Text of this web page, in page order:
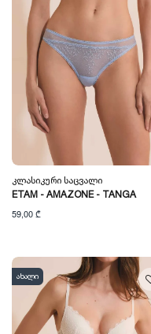
Კლასიკური Საცვალი
ETAM - AMAZONE - TANGA
59,00 ₾
ახალი